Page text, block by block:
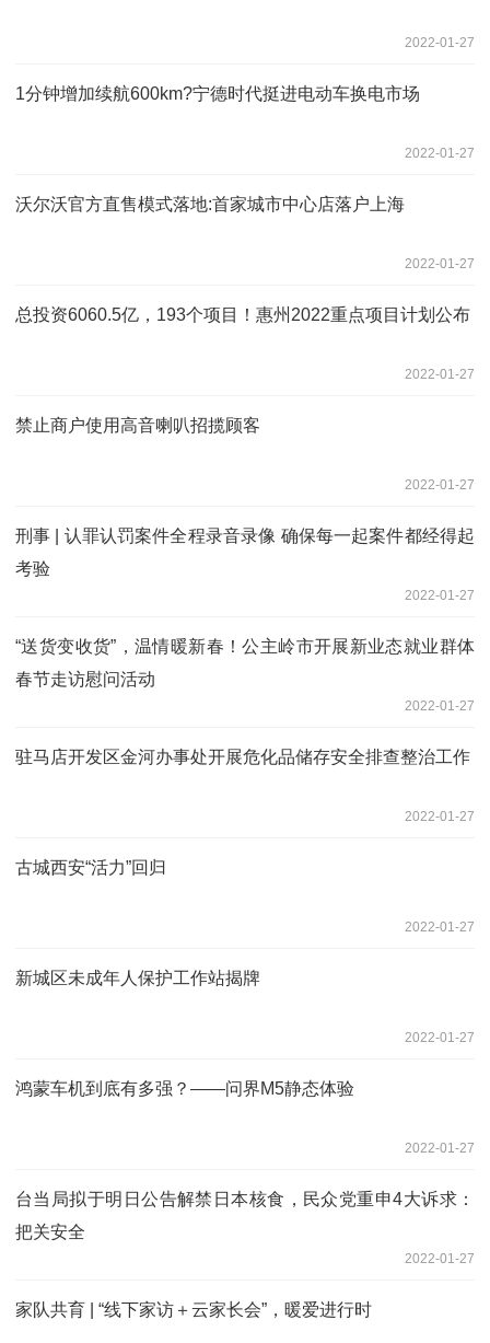
2022-01-27
1分钟增加续航600km?宁德时代挺进电动车换电市场
2022-01-27
沃尔沃官方直售模式落地:首家城市中心店落户上海
2022-01-27
总投资6060.5亿，193个项目！惠州2022重点项目计划公布
2022-01-27
禁止商户使用高音喇叭招揽顾客
2022-01-27
刑事 | 认罪认罚案件全程录音录像 确保每一起案件都经得起
考验
2022-01-27
“送货变收货”，温情暖新春！公主岭市开展新业态就业群体
春节走访慰问活动
2022-01-27
驻马店开发区金河办事处开展危化品储存安全排查整治工作
2022-01-27
古城西安“活力”回归
2022-01-27
新城区未成年人保护工作站揭牌
2022-01-27
鸿蒙车机到底有多强？——问界M5静态体验
2022-01-27
台当局拟于明日公告解禁日本核食，民众党重申4大诉求：
把关安全
2022-01-27
家队共育 | “线下家访＋云家长会”，暖爱进行时